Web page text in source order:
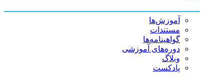
آموزش‌ها
مستندات
گواهینامه‌ها
دوره‌های آموزشی
وبلاگ
پادکست